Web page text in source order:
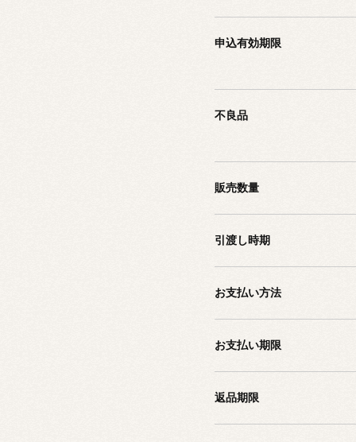
申込有効期限
不良品
販売数量
引渡し時期
お支払い方法
お支払い期限
返品期限